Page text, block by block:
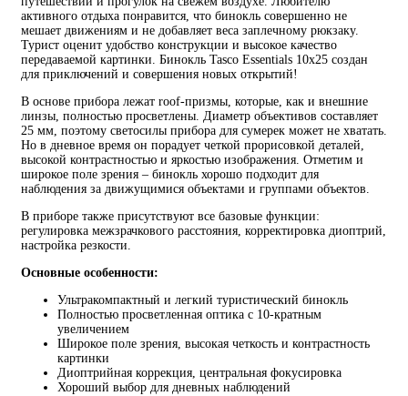
активного отдыха понравится, что бинокль совершенно не
мешает движениям и не добавляет веса заплечному рюкзаку.
Турист оценит удобство конструкции и высокое качество
передаваемой картинки. Бинокль Tasco Essentials 10x25 создан
для приключений и совершения новых открытий!
В основе прибора лежат roof-призмы, которые, как и внешние
линзы, полностью просветлены. Диаметр объективов составляет
25 мм, поэтому светосилы прибора для сумерек может не хватать.
Но в дневное время он порадует четкой прорисовкой деталей,
высокой контрастностью и яркостью изображения. Отметим и
широкое поле зрения – бинокль хорошо подходит для
наблюдения за движущимися объектами и группами объектов.
В приборе также присутствуют все базовые функции:
регулировка межзрачкового расстояния, корректировка диоптрий,
настройка резкости.
Основные особенности:
Ультракомпактный и легкий туристический бинокль
Полностью просветленная оптика с 10-кратным
увеличением
Широкое поле зрения, высокая четкость и контрастность
картинки
Диоптрийная коррекция, центральная фокусировка
Хороший выбор для дневных наблюдений